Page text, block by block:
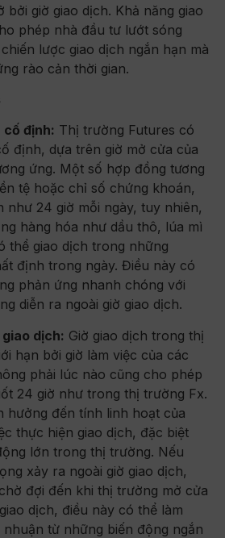
bởi giờ giao dịch. Khả năng giao
phép nhà đầu tư lướt sóng
lược giao dịch ngắn hạn mà
rào cản thời gian.
định: Thị trường Futures có
định, dựa trên giờ mở cửa của
ứng. Một số hợp đồng tương
tệ hoặc chỉ số chứng khoán,
như 24 giờ mỗi ngày, tuy nhiên,
hàng hóa như dầu thô, lúa mì
thể giao dịch trong những
định trong ngày. Điều này có
phản ứng nhanh chóng với
diễn ra ngoài giờ giao dịch.
dịch: Giờ giao dịch trong thị
hạn bởi giờ làm việc của các
phải lúc nào cũng cho phép
24 giờ như trong thị trường Fx.
hưởng đến tính linh hoạt của
thực hiện giao dịch, đặc biệt
lớn trong thị trường. Nếu
xảy ra ngoài giờ giao dịch,
đợi đến khi thị trường mở cửa
dịch, điều này có thể làm
nhuận từ những biến động ngắn